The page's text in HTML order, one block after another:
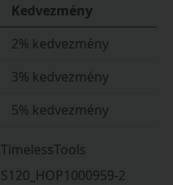
Kedvezmény
2% kedvezmény
3% kedvezmény
5% kedvezmény
TimelessTools
S120_HOP1000959-2